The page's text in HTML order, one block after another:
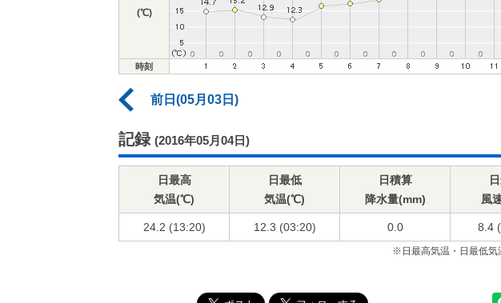
(℃)
時刻
前日(05月03日)
記録 (2016年05月04日)
日最高
気温(℃)
日最低
気温(℃)
日積算
降水量(mm)
風
24.2 (13:20) 12.3 (03:20) 0.0 8.4
※日最高気温・日最低気